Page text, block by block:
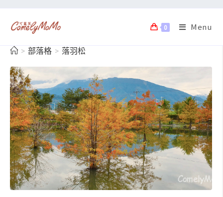
0 Menu
> 部落格 > 落羽松